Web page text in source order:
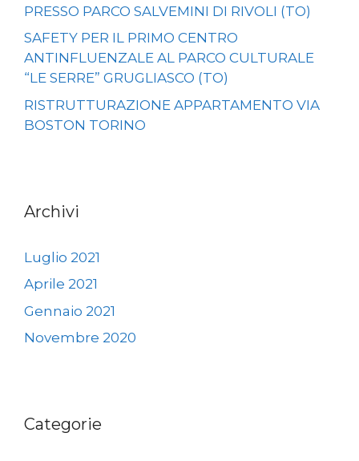
PRESSO PARCO SALVEMINI DI RIVOLI (TO)
SAFETY PER IL PRIMO CENTRO
ANTINFLUENZALE AL PARCO CULTURALE
“LE SERRE” GRUGLIASCO (TO)
RISTRUTTURAZIONE APPARTAMENTO VIA
BOSTON TORINO
Archivi
Luglio 2021
Aprile 2021
Gennaio 2021
Novembre 2020
Categorie